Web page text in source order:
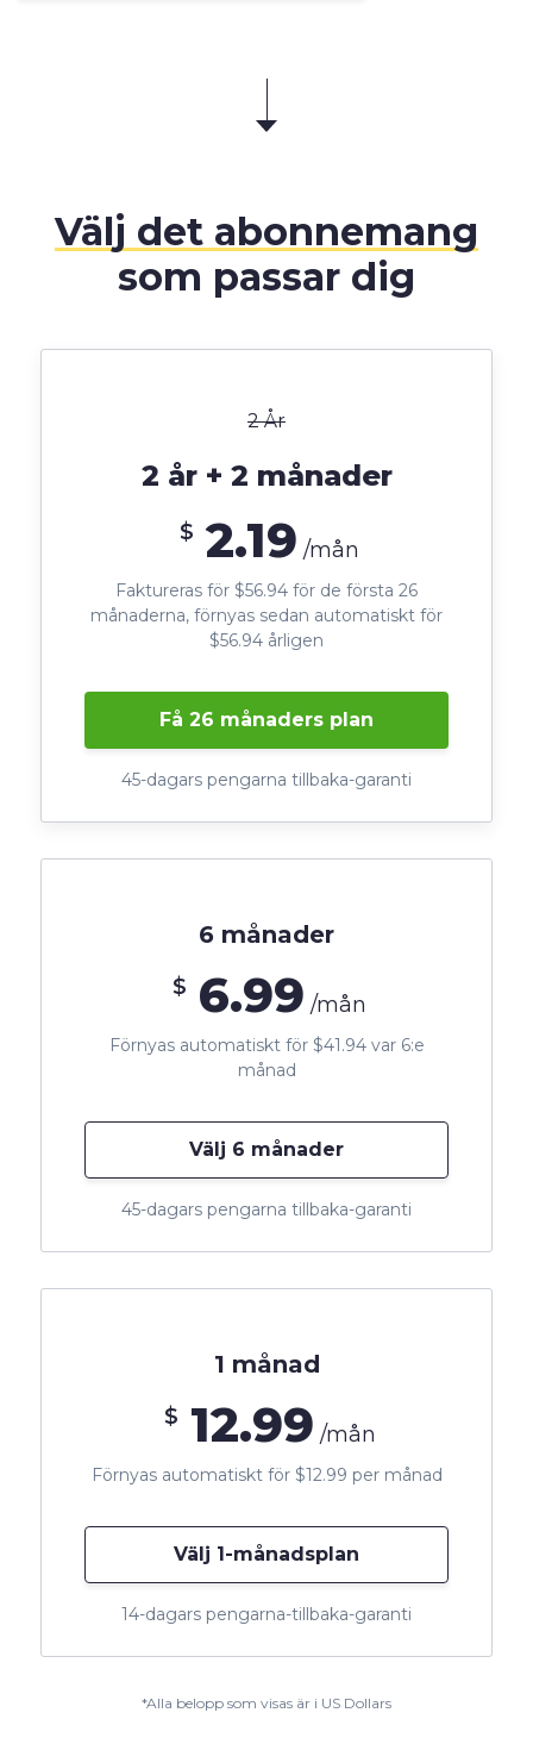
Välj det abonnemang
som passar dig
1 månad
$ 12.99 /mån
Förnyas automatiskt för $12.99 per månad
Välj 1-månadsplan
14-dagars pengarna-tillbaka-garanti
2 År
2 år + 2 månader
$ 2.19 /mån
Faktureras för $56.94 för de första 26
månaderna, förnyas sedan automatiskt för
$56.94 årligen
Få 26 månaders plan
45-dagars pengarna tillbaka-garanti
6 månader
$ 6.99 /mån
Förnyas automatiskt för $41.94 var 6:e
månad
Välj 6 månader
45-dagars pengarna tillbaka-garanti
*Alla belopp som visas är i US Dollars